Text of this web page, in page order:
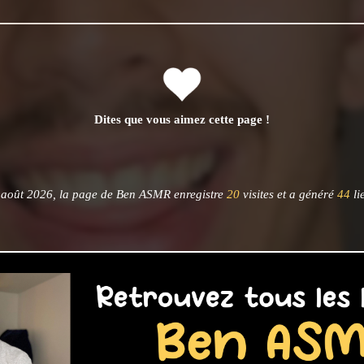
Dites que vous aimez cette page !
2026, la page de Ben ASMR enregistre 20 visites et a généré 44